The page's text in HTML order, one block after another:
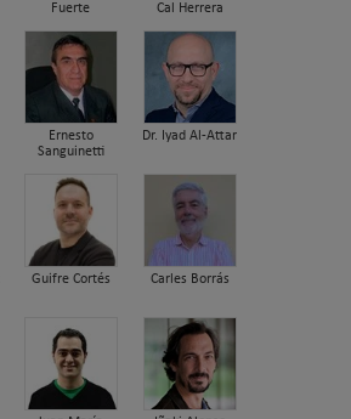
Fuerte
Cal Herrera
Ernesto
Sanguinetti
Dr. Iyad Al-Attar
Guifre Cortés Carles Borrás